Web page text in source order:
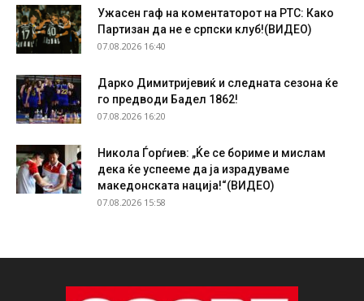
Ужасен гаф на коментаторот на РТС: Како
Партизан да не е српски клуб!(ВИДЕО)
07.08.2026 16:40
Дарко Димитријевиќ и следната сезона ќе
го предводи Бадел 1862!
07.08.2026 16:20
Никола Ѓорѓиев: „Ќе се бориме и мислам
дека ќе успееме да ја израдуваме
македонската нација!“(ВИДЕО)
07.08.2026 15:58